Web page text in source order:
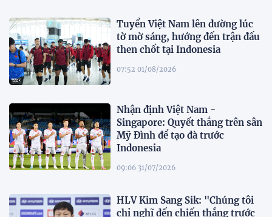
Tuyển Việt Nam lên đường lúc
tờ mờ sáng, hướng đến trận đấu
then chốt tại Indonesia
07:52 01/08/2026
Nhận định Việt Nam -
Singapore: Quyết thắng trên sân
Mỹ Đình để tạo đà trước
Indonesia
09:06 31/07/2026
HLV Kim Sang Sik: "Chúng tôi
chỉ nghĩ đến chiến thắng trước